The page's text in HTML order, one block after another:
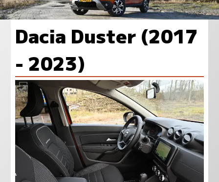
Dacia Duster (2017
- 2023)